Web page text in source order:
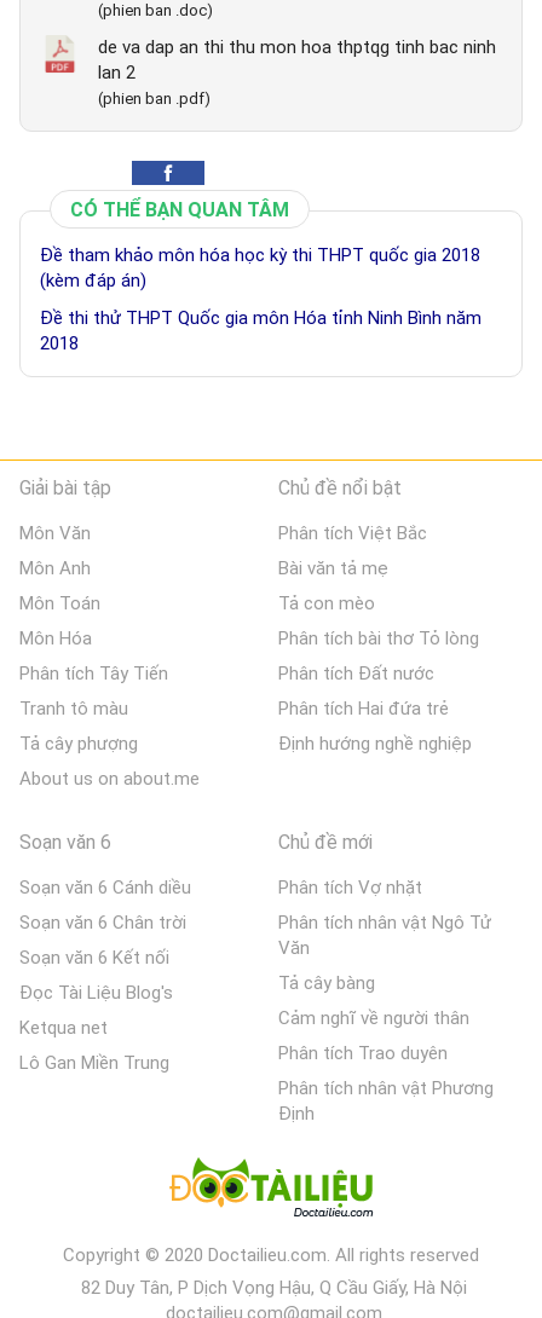
(phien ban .doc)
de va dap an thi thu mon hoa thptqg tinh bac ninh
lan 2
(phien ban .pdf)
CÓ THỂ BẠN QUAN TÂM
Đề tham khảo môn hóa học kỳ thi THPT quốc gia 2018
(kèm đáp án)
Đề thi thử THPT Quốc gia môn Hóa tỉnh Ninh Bình năm
2018
Giải bài tập
Môn Văn
Môn Anh
Môn Toán
Môn Hóa
Phân tích Tây Tiến
Tranh tô màu
Tả cây phượng
About us on about.me
Chủ đề nổi bật
Phân tích Việt Bắc
Bài văn tả mẹ
Tả con mèo
Phân tích bài thơ Tỏ lòng
Phân tích Đất nước
Phân tích Hai đứa trẻ
Định hướng nghề nghiệp
Soạn văn 6
Soạn văn 6 Cánh diều
Soạn văn 6 Chân trời
Soạn văn 6 Kết nối
Đọc Tài Liệu Blog's
Ketqua net
Lô Gan Miền Trung
Chủ đề mới
Phân tích Vợ nhặt
Phân tích nhân vật Ngô Tử
Văn
Tả cây bàng
Cảm nghĩ về người thân
Phân tích Trao duyên
Phân tích nhân vật Phương
Định
Copyright © 2020 Doctailieu.com. All rights reserved
82 Duy Tân, P Dịch Vọng Hậu, Q Cầu Giấy, Hà Nội
doctailieu.com@gmail.com